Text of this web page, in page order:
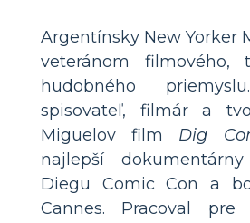
Argentínsky New Yorker
veteránom filmového,
hudobného
spisovateľ, filmár a
Miguelov film Dig
najlepší
Diegu Comic Con a
Cannes. Pracoval pre